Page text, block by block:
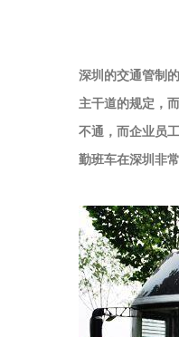
深圳的交通管制
主干道的规定，
不通，而企业员
勤班车在深圳非